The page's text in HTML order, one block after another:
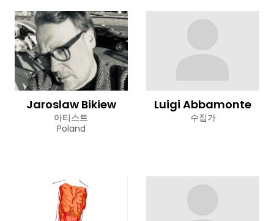
Jaroslaw Bikiew
아티스트
Poland
Luigi Abbamonte
수집가